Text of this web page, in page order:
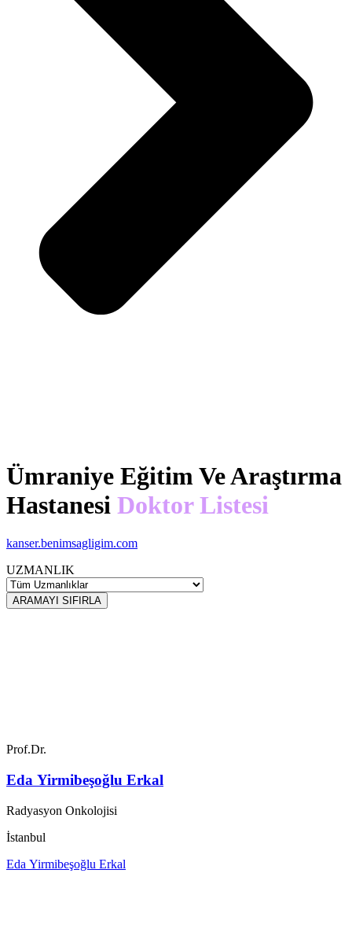
Ümraniye Eğitim Ve Araştırma
Hastanesi Doktor Listesi
kanser.benimsagligim.com
UZMANLIK
ARAMAYI SIFIRLA
Prof.Dr.
Eda Yirmibeşoğlu Erkal
Radyasyon Onkolojisi
İstanbul
Eda Yirmibeşoğlu Erkal